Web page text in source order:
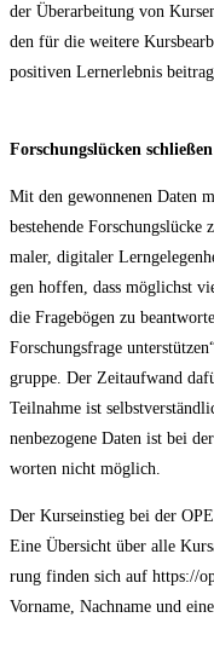
der Über­ar­bei­tung von
den für die wei­te­re
posi­ti­ven Lern­erleb­nis
For­schungs­lü­cken schließen
Mit den gewon­ne­nen Daten
bestehen­de
ma­ler, digi­ta­ler
gen hof­fen, dass mög­lichst
die Fra­ge­bö­gen zu
For­schungs­fra­ge
grup­pe. Der Zeit­auf­wand
Teil­nah­me ist
nen­be­zo­ge­ne Daten ist bei
wor­ten nicht möglich.
Der Kurs­ein­stieg bei der
Eine Über­sicht über alle
rung fin­den sich auf https://
Vor­na­me, Nach­na­me und